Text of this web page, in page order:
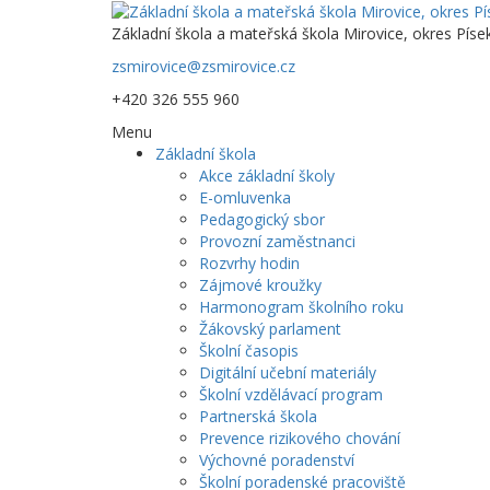
Základní škola a mateřská škola Mirovice, okres
zsmirovice@zsmirovice.cz
+420 326 555 960
Menu
Základní škola
Akce základní školy
E-omluvenka
Pedagogický sbor
Provozní zaměstnanci
Rozvrhy hodin
Zájmové kroužky
Harmonogram školního roku
Žákovský parlament
Školní časopis
Digitální učební materiály
Školní vzdělávací program
Partnerská škola
Prevence rizikového chování
Výchovné poradenství
Školní poradenské pracoviště